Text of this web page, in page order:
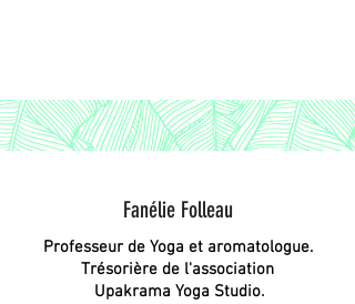
Fanélie Folleau
Professeur de Yoga et aromatologue.
Trésorière de l'association
Upakrama Yoga Studio.